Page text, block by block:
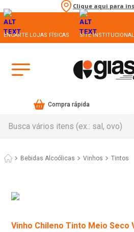
Clique aqui para
ENCARTE LOJAS FÍSICAS SITE INSTITUCIONAL
Compra rápida
Bebidas Alcoólicas Vinhos Tintos
Vinho Chileno Tinto Meio Seco